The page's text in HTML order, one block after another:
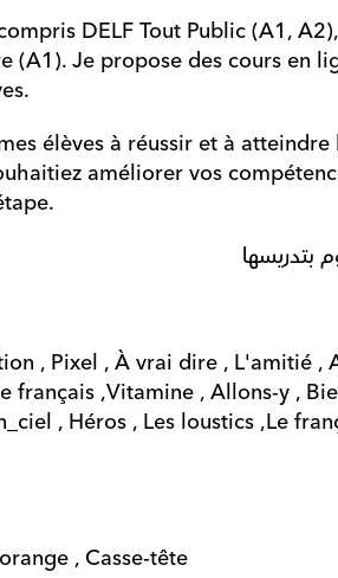
DELF Tout Public (A1,
(A1). Je propose des cours en
élèves à réussir et à atteindre
améliorer vos
بتدريسها
, Pixel , À vrai dire , L'amitié ,
français ,Vitamine , Allons-y ,
, Héros , Les loustics ,Le
, Casse-tête